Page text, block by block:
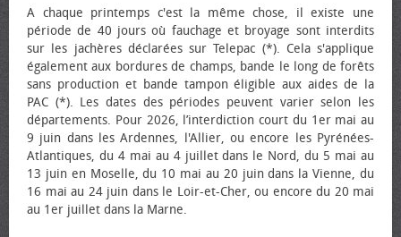
A chaque printemps c'est la même chose, il existe une
période de 40 jours où fauchage et broyage sont interdits
sur les jachères déclarées sur Telepac (*). Cela s'applique
également aux bordures de champs, bande le long de forêts
sans production et bande tampon éligible aux aides de la
PAC (*). Les dates des périodes peuvent varier selon les
départements. Pour 2026, l’interdiction court du 1er mai au
9 juin dans les Ardennes, l'Allier, ou encore les Pyrénées-
Atlantiques, du 4 mai au 4 juillet dans le Nord, du 5 mai au
13 juin en Moselle, du 10 mai au 20 juin dans la Vienne, du
16 mai au 24 juin dans le Loir-et-Cher, ou encore du 20 mai
au 1er juillet dans la Marne.